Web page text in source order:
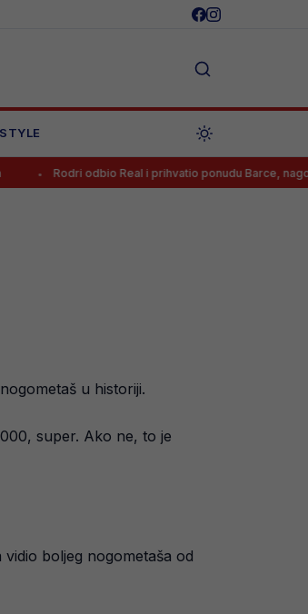
Real i prihvatio ponudu Barce, nagovorio ga je
u historiji.
super. Ako ne, to je
boljeg nogometaša od